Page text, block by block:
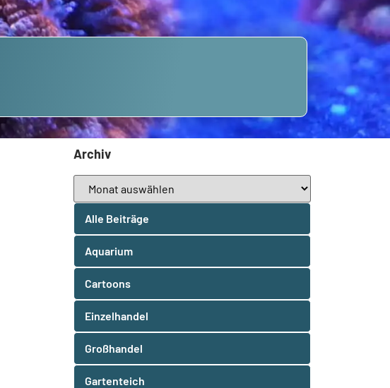
Archiv
Alle Beiträge
Aquarium
Cartoons
Einzelhandel
Großhandel
Gartenteich